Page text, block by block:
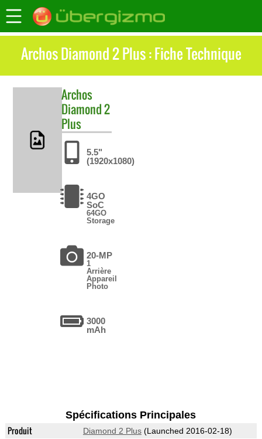
Archos Diamond 2 Plus : Fiche Technique
Archos
Diamond 2
Plus
5.5"
(1920x1080)
4GO
SoC
64GO
Storage
20-MP
1
Arrière
Appareil
Photo
3000
mAh
Spécifications Principales
Produit Diamond 2 Plus(Launched 2016-02-18)